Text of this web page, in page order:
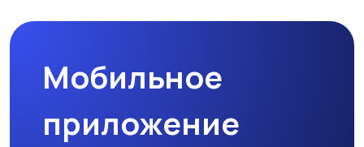
Медицина Начало карьеры
Мобильное
приложение